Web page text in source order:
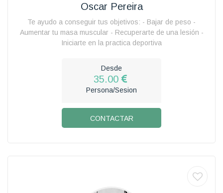
Oscar Pereira
Te ayudo a conseguir tus objetivos: - Bajar de peso -
Aumentar tu masa muscular - Recuperarte de una lesión -
Iniciarte en la practica deportiva
Desde
35.00
Persona/Sesion
CONTACTAR